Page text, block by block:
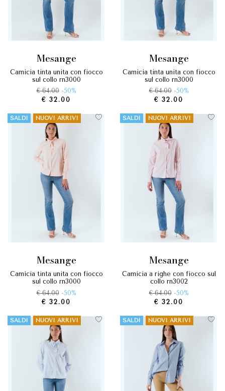
mesange
camicia tinta unita con fiocco
sul collo rn3000
€ 64.00 -50%
€ 32.00
mesange
camicia tinta unita con fiocco
sul collo rn3000
€ 64.00 -50%
€ 32.00
SALDI NUOVI ARRIVI
mesange
camicia tinta unita con fiocco
sul collo rn3000
€ 64.00 -50%
€ 32.00
SALDI NUOVI ARRIVI
mesange
camicia a righe con fiocco sul
collo rn3002
€ 64.00 -50%
€ 32.00
SALDI NUOVI ARRIVI SALDI NUOVI ARRIVI